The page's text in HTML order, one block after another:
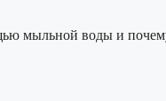
мыльной воды и